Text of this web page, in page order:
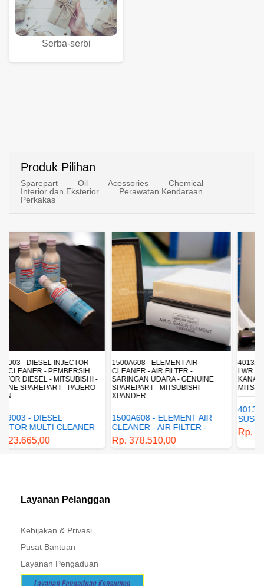
Serba-serbi
Produk Pilihan
Sparepart Oil Acessories
Chemical
Interior dan Eksterior
Perawatan Kendaraan
Perkakas
1500A608 - ELEMENT AIR
CLEANER - AIR FILTER -
SARINGAN UDARA - GENUINE
SPAREPART - MITSUBISHI -
XPANDER
1500A608 - ELEMENT AIR
CLEANER - AIR FILTER -
SARINGAN UDARA -
GENUINE SPAREPART -
Rp. 378.510,00
4013A330 - ARM ASSY FR SUSP
LWR RH - KAMPAK DEPAN BAWAH
KANAN - GENUINE SPAREPART -
MITSUBISHI - XPANDER
SUSP LWR RH - KAMPAK
DEPAN BAWAH KANAN -
GENUINE SPAREPART -
MITSUBISHI - XPANDER
Rp. 2.941.500,00
Layanan Pelanggan
Kebijakan & Privasi
Pusat Bantuan
Layanan Pengaduan